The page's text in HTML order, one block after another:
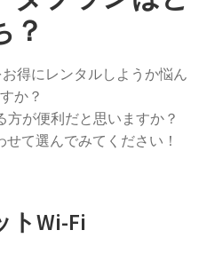
？
得にレンタルしようか悩ん
か？
方が便利だと思いますか？
て選んでみてください！
トWi-Fi